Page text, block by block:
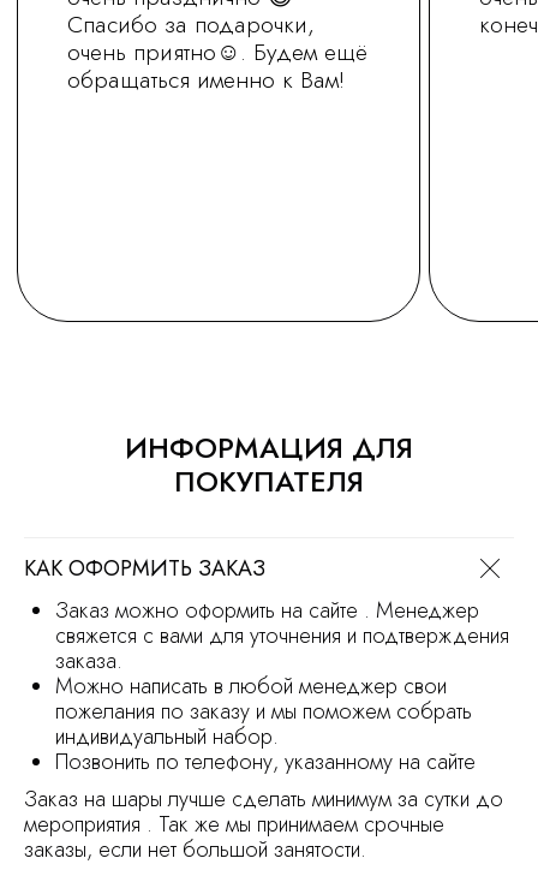
ИНФОРМАЦИЯ ДЛЯ
ПОКУПАТЕЛЯ
КАК ОФОРМИТЬ ЗАКАЗ
Заказ можно оформить на сайте . Менеджер
свяжется с вами для уточнения и подтверждения
заказа.
Можно написать в любой менеджер свои
пожелания по заказу и мы поможем собрать
индивидуальный набор.
Позвонить по телефону, указанному на сайте
Заказ на шары лучше сделать минимум за сутки до
мероприятия . Так же мы принимаем срочные
заказы, если нет большой занятости.
и не является офертой
Продвижение сайта
Разработка сайта
Россия, г. Нижний Новгород,
ул. Невзоровых , д 111
Режим работы магазина
с 9.30 до 21.30